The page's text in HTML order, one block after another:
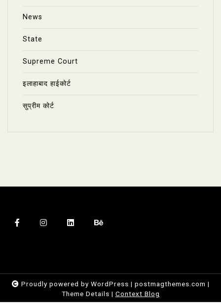
News
State
Supreme Court
इलाहाबाद हाईकोर्ट
सुप्रीम कोर्ट
Proudly powered by WordPress | postmagthemes.com |
Theme Details | Context Blog